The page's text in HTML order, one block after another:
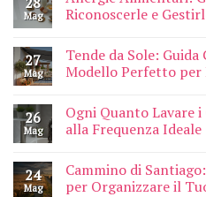
Mag
Riconoscerle e
27
Mag
Tende da Sole:
Modello Perfetto per
26
Mag
Ogni Quanto Lavare
alla Frequenza Ideale
24
Mag
Cammino di
per Organizzare il